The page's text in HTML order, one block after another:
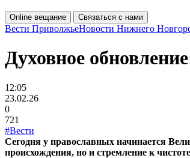
Online вещание Связаться с нами
Вести ПриволжьеНовости Нижнего
Духовное
12:05
23.02.26
0
721
#Вести
Сегодня у православных начинается
происхождения, но и стремление к